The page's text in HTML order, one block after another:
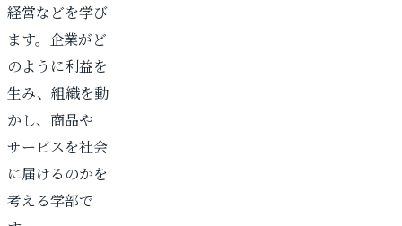
経営などを学び
ます。企業がど
のように利益を
生み、組織を動
かし、商品や
サービスを社会
に届けるのかを
考える学部で